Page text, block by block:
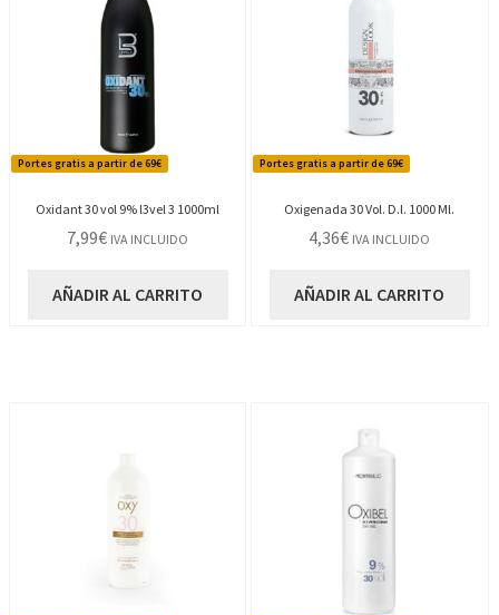
Portes gratis a partir de 69€
Oxidant 30 vol 9% l3vel 3 1000ml
7,99€ IVA INCLUIDO
AÑADIR AL CARRITO
Portes gratis a partir de 69€
Oxigenada 30 Vol. D.l. 1000 Ml.
4,36€ IVA INCLUIDO
AÑADIR AL CARRITO